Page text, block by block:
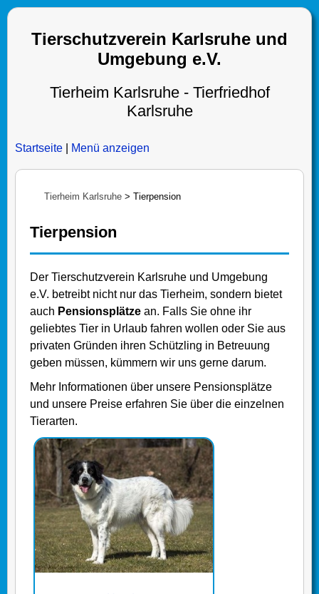
Tierschutzverein Karlsruhe und
Umgebung e.V.
Tierheim Karlsruhe - Tierfriedhof
Karlsruhe
Startseite Menü anzeigen
Tierheim Karlsruhe > Tierpension
Tierpension
Der Tierschutzverein Karlsruhe und Umgebung
e.V. betreibt nicht nur das Tierheim, sondern bietet
auch Pensionsplätze an. Falls Sie ohne ihr
geliebtes Tier in Urlaub fahren wollen oder Sie aus
privaten Gründen ihren Schützling in Betreuung
geben müssen, kümmern wir uns gerne darum.
Mehr Informationen über unsere Pensionsplätze
und unsere Preise erfahren Sie über die einzelnen
Tierarten.